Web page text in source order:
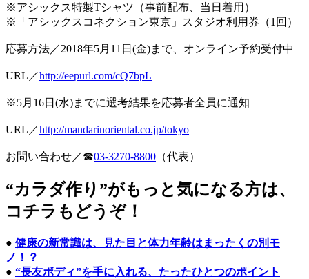
※アシックス特製Tシャツ（事前配布、当日着用）
※「アシックスコネクション東京」スタジオ利用券（1回）
応募方法／2018年5月11日(金)まで、オンライン予約受付中
URL／http://eepurl.com/cQ7bpL
※5月16日(水)までに選考結果を応募者全員に通知
URL／http://mandarinoriental.co.jp/tokyo
お問い合わせ／☎03-3270-8800 （代表）
“カラダ作り”がもっと気になる方は、
コチラもどうぞ！
● 健康の新常識は、見た目と体力年齢はまったくの別モ
ノ！？
● “長友ボディ”を手に入れる、たったひとつのポイント